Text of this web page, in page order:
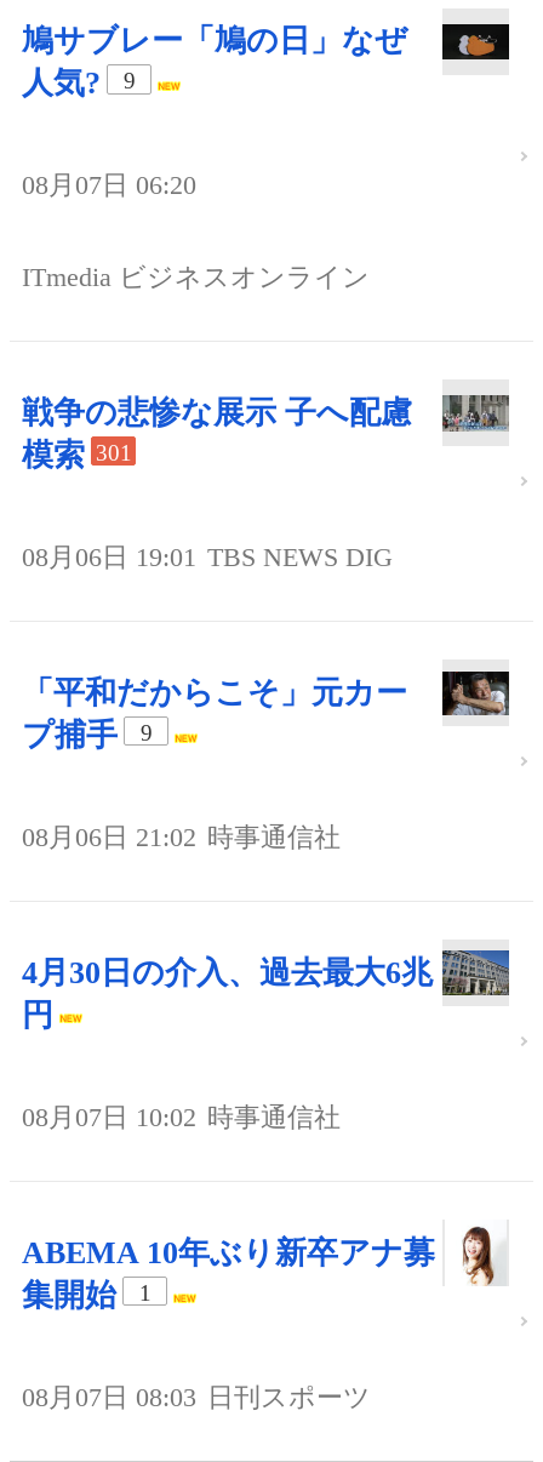
鳩サブレー「鳩の日」なぜ
人気?
9
08月07日 06:20
ITmedia ビジネスオンライン
戦争の悲惨な展示 子へ配慮
模索 301
08月06日 19:01 TBS NEWS DIG
「平和だからこそ」元カー
プ捕手
9
08月06日 21:02 時事通信社
4月30日の介入、過去最大6兆
円
08月07日 10:02 時事通信社
ABEMA 10年ぶり新卒アナ募
集開始
1
08月07日 08:03 日刊スポーツ